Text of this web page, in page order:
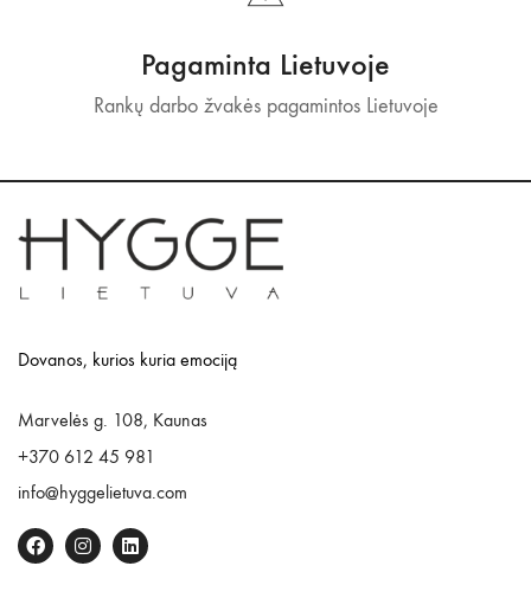
Pagaminta Lietuvoje
Rankų darbo žvakės pagamintos Lietuvoje
Dovanos, kurios kuria emociją
Marvelės g. 108, Kaunas
+370 612 45 981
info@hyggelietuva.com